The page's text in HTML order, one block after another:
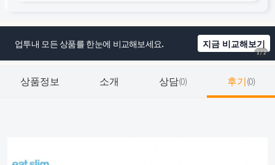
업투내 모든 상품를 한눈에 비교해보세요. 지금 비교해보기
1/2
상품정보 소개 상담(0) 후기(0)